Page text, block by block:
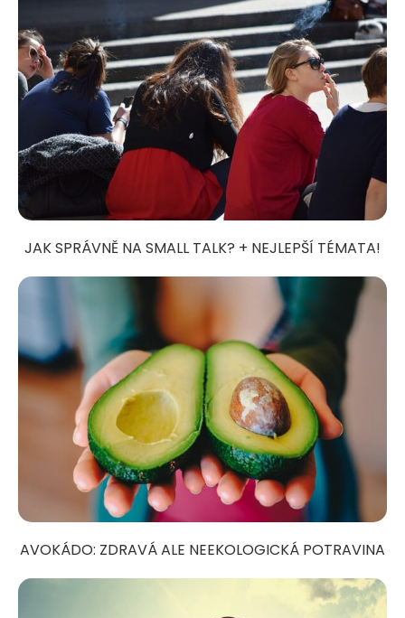
JAK SPRÁVNĚ NA SMALL TALK? + NEJLEPŠÍ TÉMATA!
AVOKÁDO: ZDRAVÁ ALE NEEKOLOGICKÁ POTRAVINA